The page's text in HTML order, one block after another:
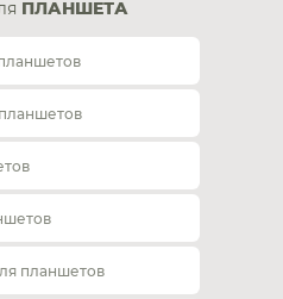
ПЛАНШЕТА
планшетов